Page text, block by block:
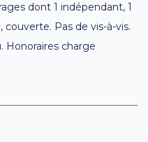
dont 1 indépendant, 1
couverte. Pas de vis-à-vis.
Honoraires charge